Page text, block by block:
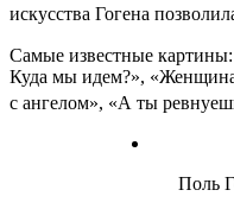
искусства Гогена
Самые известные
Куда мы идем?»,
с ангелом», «А ты
Поль